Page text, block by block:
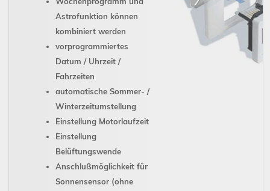
Astrofunktion können
kombiniert werden
vorprogrammiertes
Datum / Uhrzeit /
Fahrzeiten
automatische Sommer- /
Winterzeitumstellung
Einstellung Motorlaufzeit
Einstellung
Belüftungswende
Anschlußmöglichkeit für
Sonnensensor (ohne